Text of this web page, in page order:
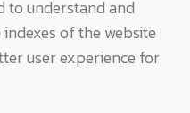
to understand and
of the website
user experience for